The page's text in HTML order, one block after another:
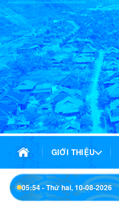
GIỚI THIỆU
05:54 - Thứ hai, 10-08-2026